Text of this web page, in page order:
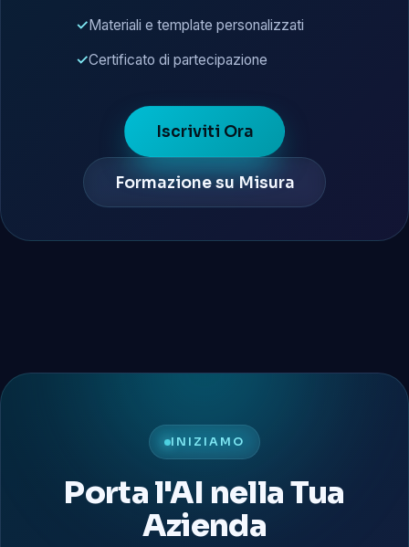
Materiali e template personalizzati
Certificato di partecipazione
Iscriviti Ora
Formazione su Misura
INIZIAMO
Porta l'AI nella Tua
Azienda